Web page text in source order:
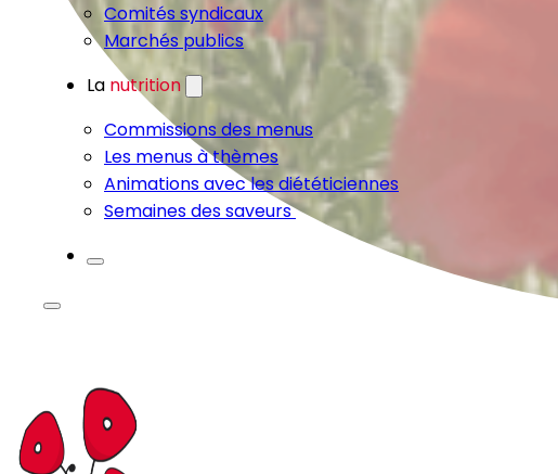
Comités syndicaux
Marchés publics
La nutrition
Commissions des menus
Les menus à thèmes
Animations avec les diététiciennes
Semaines des saveurs